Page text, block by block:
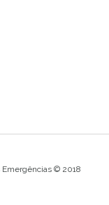
© 2018